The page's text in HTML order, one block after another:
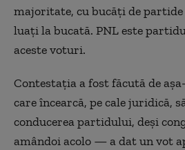
majoritate, cu bucăți de
luați la bucată. PNL este
aceste voturi.
Contestația a fost făcută de
care încearcă, pe cale juridică,
conducerea partidului, deși
amândoi acolo — a dat un vot